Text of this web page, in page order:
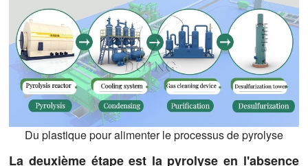
Du plastique pour alimenter le processus de pyrolyse
La deuxième étape est la pyrolyse en l'absence